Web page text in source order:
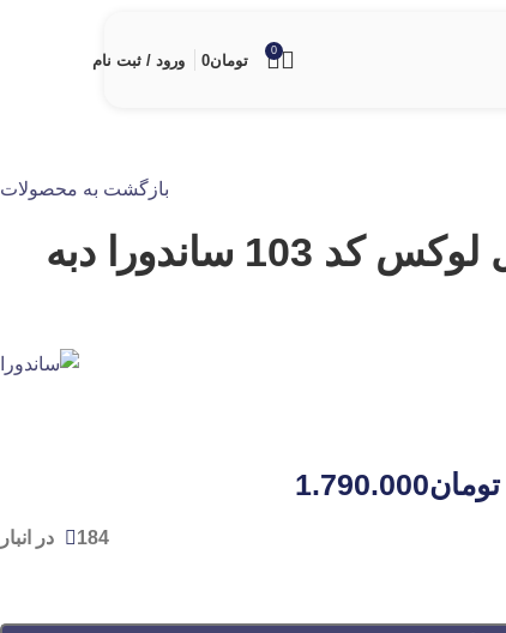
0
تومان0 ورود / ثبت نام
بازگشت به محصولات
رنگ اکریلیک رویال لوکس کد 103 ساندورا دبه
تومان1.790.000
184 در انبار